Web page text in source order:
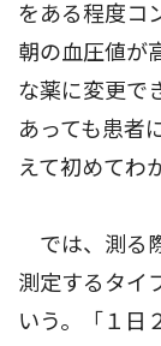
をある程度コ
朝の血圧値が
な薬に変更で
あっても患者
えて初めてわ
では、測る
測定するタイ
いう。「１日